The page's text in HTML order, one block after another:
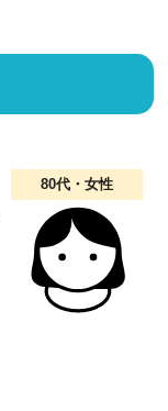
80代・女性